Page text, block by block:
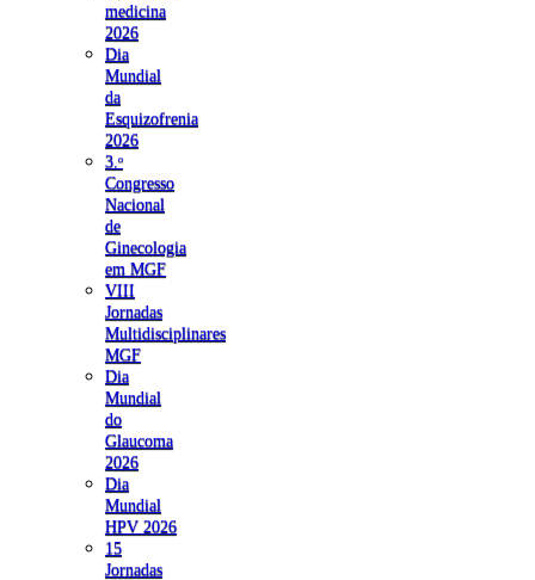
medicina
2026
Dia
Mundial
da
Esquizofrenia
2026
3.ᵒ
Congresso
Nacional
de
Ginecologia
em MGF
VIII
Jornadas
Multidisciplinares
MGF
Dia
Mundial
do
Glaucoma
2026
Dia
Mundial
HPV 2026
15
Jornadas